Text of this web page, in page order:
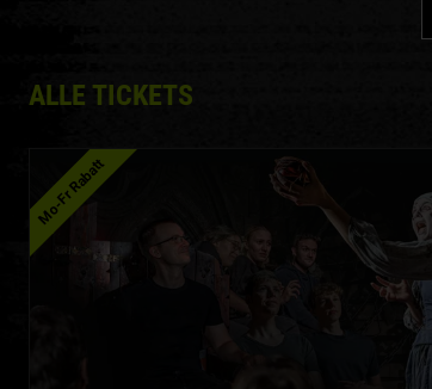
ALLE TICKETS
Mo-Fr Rabatt